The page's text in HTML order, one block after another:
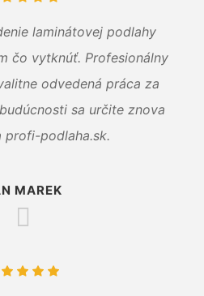
laminátovej podlahy
čo vytknúť. Profesionálny
odvedená práca za
sa určite znova
profi-podlaha.sk.
MAREK